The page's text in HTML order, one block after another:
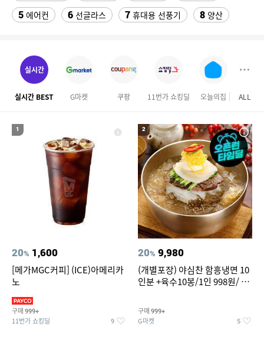
5 에어컨 6 선글라스 7 휴대용 선풍기 8 양산
12 팔찌부자재
14 롯데월드 자유이용권 엄마옷
17 엘칸토 18 kfc 19 슬리퍼 ALL
실시간
실시간 BEST G마켓 쿠팡 11번가 쇼킹딜 오늘의집
1
20% 1,600
[메가MGC커피] (ICE)아메리카
노
구매 999+
11번가 쇼킹딜 9
2
20% 9,980
(개별포장) 야심찬 함흥냉면 10
인분 +육수10봉/1인 998원/ 머
구매 999+
G마켓 5